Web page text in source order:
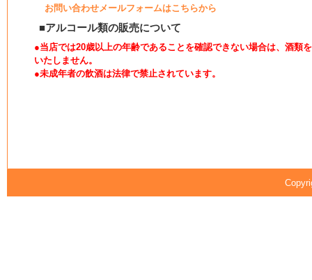
お問い合わせメールフォームはこちらから
■アルコール類の販売について
●当店では20歳以上の年齢であることを確認できない場合は、酒類
いたしません。
●未成年者の飲酒は法律で禁止されています。